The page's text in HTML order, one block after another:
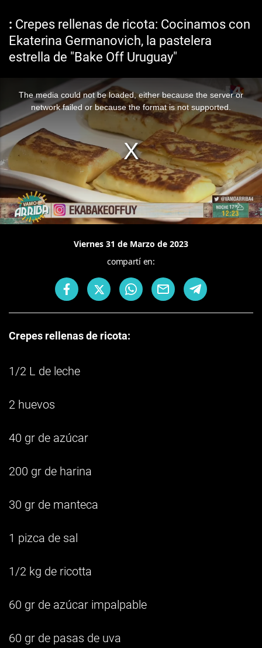
Crepes rellenas de ricota: Cocinamos con
Ekaterina Germanovich, la pastelera
estrella de "Bake Off Uruguay"
The media could not be loaded, either because the server or
network failed or because the format is not supported.
Viernes 31 de Marzo de 2023
compartí en:
Crepes rellenas de ricota:
1/2 L de leche
2 huevos
40 gr de azúcar
200 gr de harina
30 gr de manteca
1 pizca de sal
1/2 kg de ricotta
60 gr de azúcar impalpable
60 gr de pasas de uva